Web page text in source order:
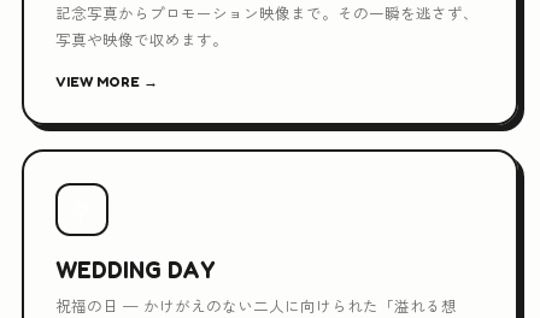
記念写真からプロモーション映像まで。その一瞬を逃さず、
写真や映像で収めます。
VIEW MORE →
WEDDING DAY
祝福の日 — かけがえのない二人に向けられた「溢れる想